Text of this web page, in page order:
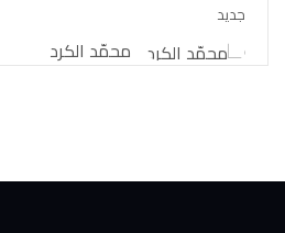
جديد
محمّد الكرد